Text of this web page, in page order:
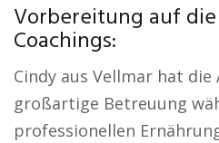
Vorbereitung auf die
Coachings:
Cindy aus Vellmar hat die
großartige Betreuung
professionellen